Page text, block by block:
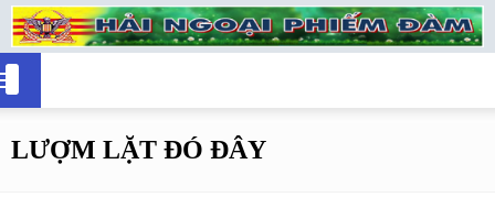
LƯỢM LẶT ĐÓ ĐÂY